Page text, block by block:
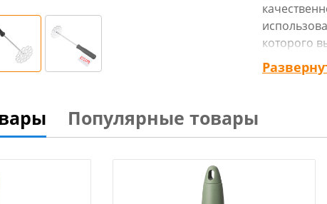
которого
Пресс
степенью
Материал
Размер
Популярные товары